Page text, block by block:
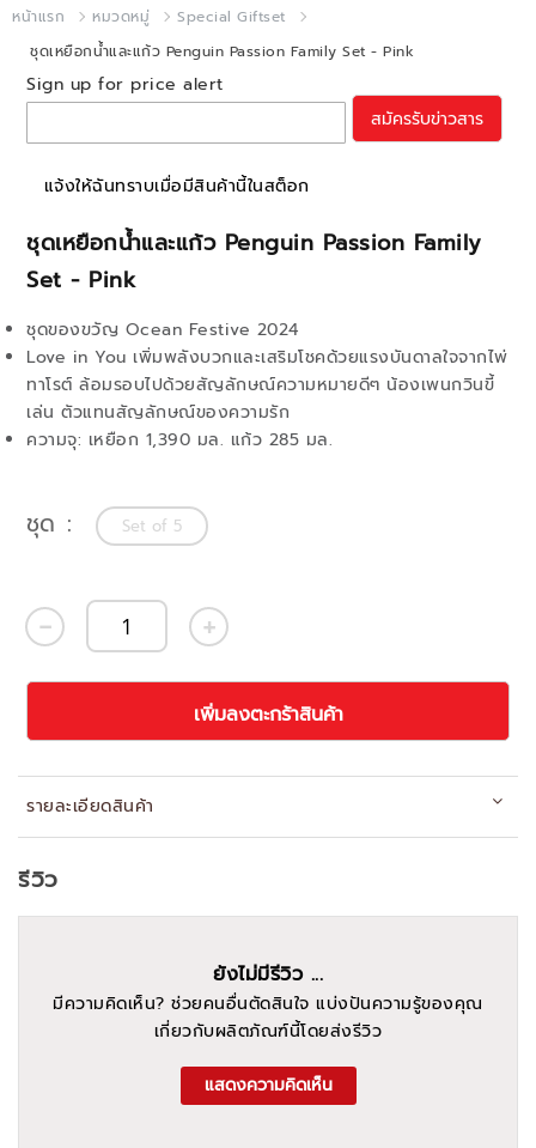
หน้าแรก หมวดหมู่
Special Giftset
ชุดเหยือกน้ำและแก้ว Penguin Passion Family Set - Pink
ชุดเหยือกน้ำและแก้ว Penguin Passion Family
Set - Pink
ชุดของขวัญ Ocean Festive 2024
Love in You เพิ่มพลังบวกและเสริมโชคด้วยแรงบันดาลใจจากไพ่
ทาโรต์ ล้อมรอบไปด้วยสัญลักษณ์ความหมายดีๆ น้องเพนกวินขี้
เล่น ตัวแทนสัญลักษณ์ของความรัก
ความจุ: เหยือก 1,390 มล. แก้ว 285 มล.
Sign up for price alert
สมัครรับข่าวสาร
แจ้งให้ฉันทราบเมื่อมีสินค้านี้ในสต็อก
ชุด Set of 5
เพิ่มลงตะกร้าสินค้า
รายละเอียดสินค้า
รีวิว
ยังไม่มีรีวิว ...
มีความคิดเห็น? ช่วยคนอื่นตัดสินใจ แบ่งปันความรู้ของคุณ
เกี่ยวกับผลิตภัณฑ์นี้โดยส่งรีวิว
แสดงความคิดเห็น